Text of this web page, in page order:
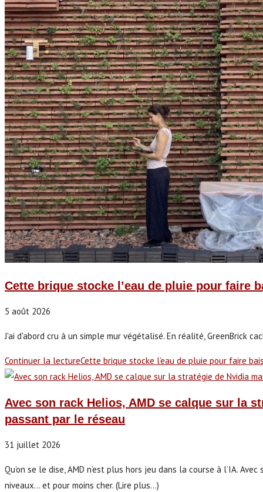
Cette brique stocke l’eau de pluie pour faire
5 août 2026
J'ai d'abord cru à un simple mur végétalisé. En réalité, GreenBrick
Continuer la lectureCette brique stocke l’eau de pluie pour faire
Avec son rack Helios, AMD se calque sur la
passant par le réseau
31 juillet 2026
Qu’on se le dise, AMD n’est plus hors jeu dans la course à l’IA.
niveaux... et pour moins cher. (Lire plus...)